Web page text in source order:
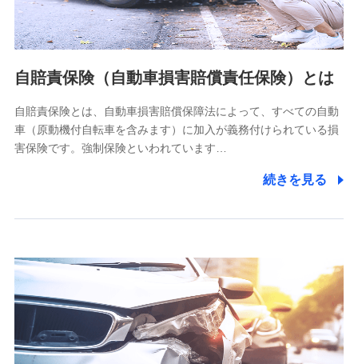
個人情報の第三者提供について
除き、第三者に提供いたしません。
業務の委託
当社は利用目的の達成に必要な範囲内において個人情報の取
【共同して利用される利用データの項目】
当社又は株式会社NTTドコモがサービス提供等を通じて取得
した、以下の情報などの個人データ
基本情報
自賠責保険（自動車損害賠償責任保険）とは
自賠責保険とは、自動車損害賠償保障法によって、すべての自動
車（原動機付自転車を含みます）に加入が義務付けられている損
害保険です。強制保険といわれています…
続きを見る